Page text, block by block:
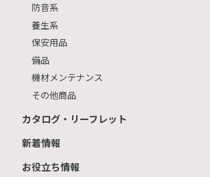
防音系
養生系
保安用品
備品
機材メンテナンス
その他商品
カタログ・リーフレット
新着情報
お役立ち情報